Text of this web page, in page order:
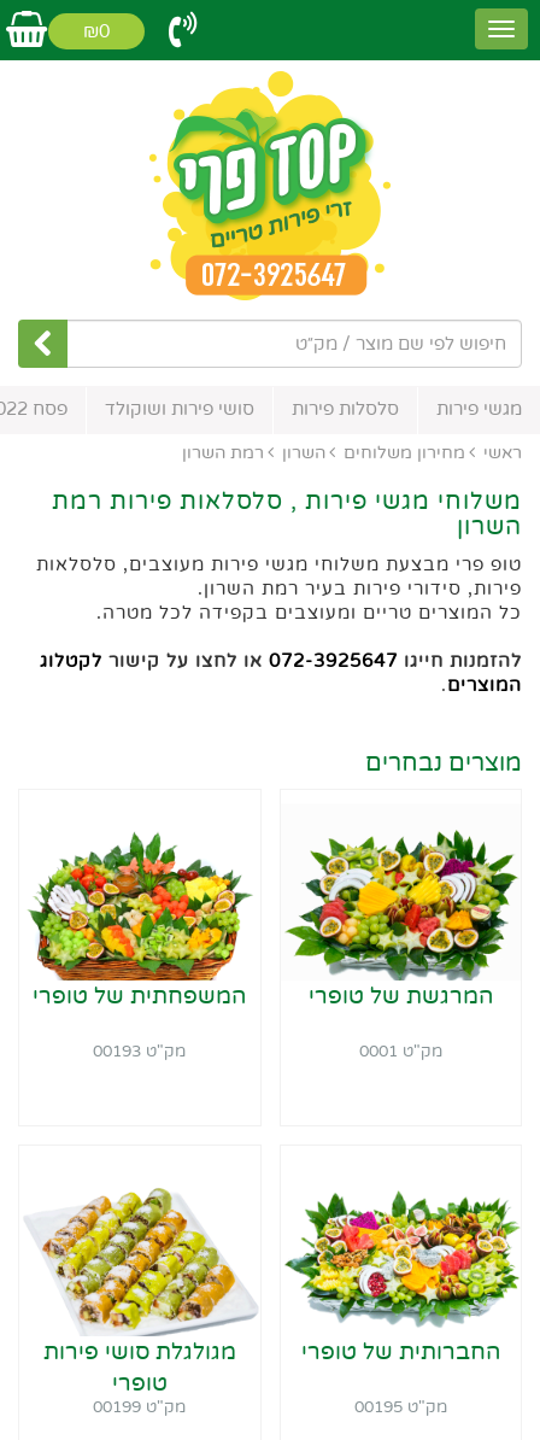
₪0
מגשי פירות סלסלות פירות סושי פירות ושוקולד פסח 2022
ראשי מחירון משלוחים השרון רמת השרון
משלוחי מגשי פירות , סלסלאות פירות רמת
השרון
טופ פרי מבצעת משלוחי מגשי פירות מעוצבים, סלסלאות
פירות, סידורי פירות בעיר רמת השרון.
כל המוצרים טריים ומעוצבים בקפידה לכל מטרה.
להזמנות חייגו 072-3925647 או לחצו על קישור לקטלוג
המוצרים.
מוצרים נבחרים
המרגשת של טופרי
מק"ט 0001
המשפחתית של טופרי
מק"ט 00193
החברותית של טופרי
מק"ט 00195
מגולגלת סושי פירות
טופרי
מק"ט 00199